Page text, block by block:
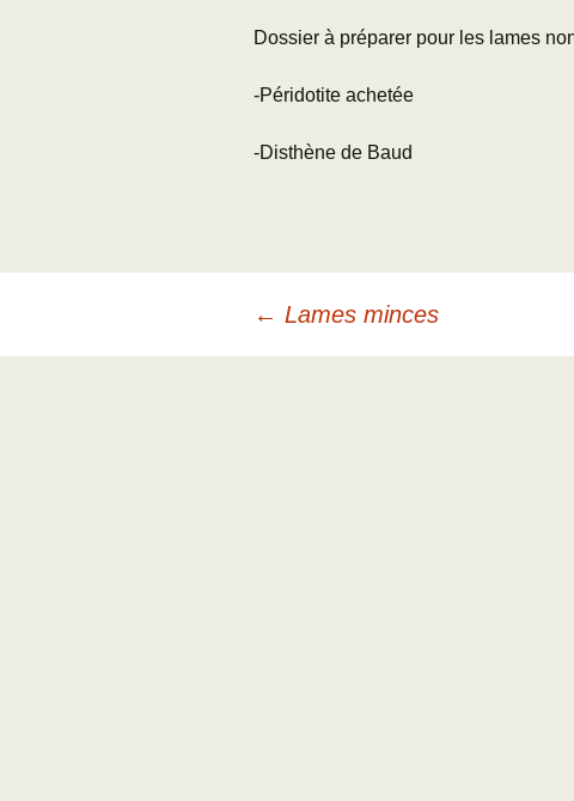
Dossier à préparer pour les lames
-Péridotite achetée
-Disthène de Baud
Navigation
← Lames minces